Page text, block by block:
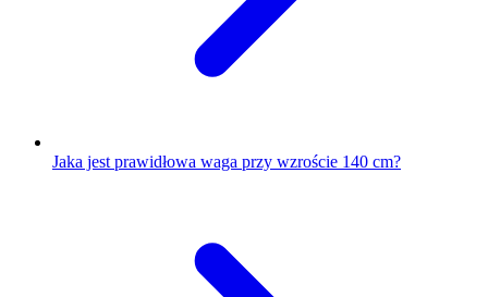
Jaka jest prawidłowa waga przy wzroście 140 cm?